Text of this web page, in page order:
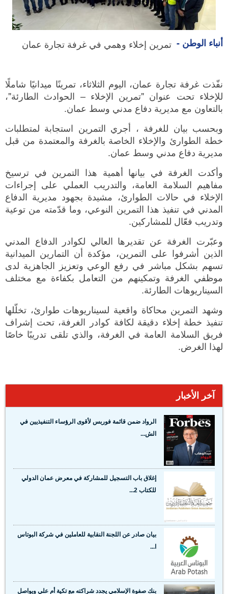
أنباء الوطن - تمرين إخلاء وهمي في غرفة تجارة عمان
نفّذت غرفة تجارة عمان، اليوم الثلاثاء، تمرينًا ميدانيًا شاملًا
للإخلاء تحت عنوان "تمرين الإخلاء – الحوادث الطارئة"،
بالتعاون مع مديرية دفاع مدني وسط عمان.
وبحسب بيان للغرفة ، أجري التمرين استجابة لمتطلبات
خطة الطوارئ والإخلاء الخاصة بالغرفة والمعتمدة من قبل
مديرية دفاع مدني وسط عمان.
وأكدت الغرفة في بيانها أهمية هذا التمرين في ترسيخ
مفاهيم السلامة العامة، والتدريب العملي على إجراءات
الإخلاء في حالات الطوارئ، مشيدة بجهود مديرية الدفاع
المدني في تنفيذ هذا التمرين النوعي، وما قدّمته من توعية
وتدريب فعّال للمشاركين.
وعبّرت الغرفة عن تقديرها العالي لكوادر الدفاع المدني
الذين أشرفوا على التمرين، مؤكدة أن التمارين الميدانية
تسهم بشكل مباشر في رفع الوعي وتعزيز الجاهزية لدى
موظفي الغرفة وتمكينهم من التعامل بكفاءة مع مختلف
السيناريوهات الطارئة.
وشهد التمرين محاكاة واقعية لسيناريوهات طوارئ، تخلّلها
تنفيذ خطة إخلاء دقيقة لكافة كوادر الغرفة، تحت إشراف
فريق السلامة العامة في الغرفة، والذي تلقى تدريبًا خاصًا
لهذا الغرض.
آخر الأخبار
الرواد ضمن قائمة فوربس لأقوى الرؤساء التنفيذيين في
الش...
إغلاق باب التسجيل للمشاركة في معرض عمان الدولي
للكتاب 2...
بيان صادر عن اللجنة النقابية للعاملين في شركة البوتاس
ا...
بنك صفوة الإسلامي يجدد شراكته مع تكية أم علي ويواصل